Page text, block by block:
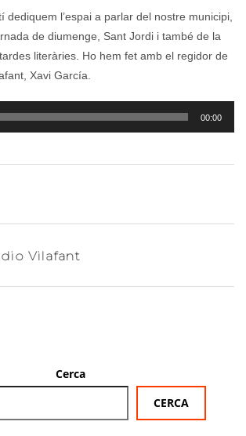
dediquem l’espai a parlar del nostre municipi,
de diumenge, Sant Jordi i també de la
literàries. Ho hem fet amb el regidor de
Xavi García.
00:00
Vilafant
Cerca
CERCA